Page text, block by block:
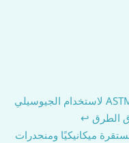
الدليل القياسي ASTM D8269-21 لاستخدام الجيوسيلي
الطرق ↩
ميكانيكيًا ومنحدرات